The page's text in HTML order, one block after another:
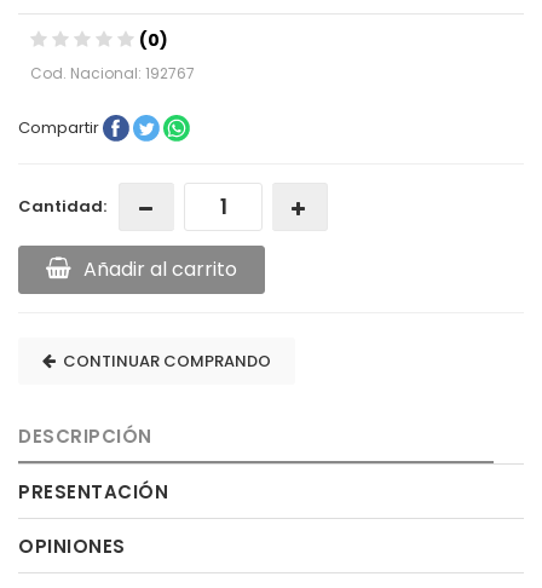
(0)
Cod. Nacional: 192767
Compartir
Cantidad:
Añadir al carrito
CONTINUAR COMPRANDO
DESCRIPCIÓN
PRESENTACIÓN
OPINIONES